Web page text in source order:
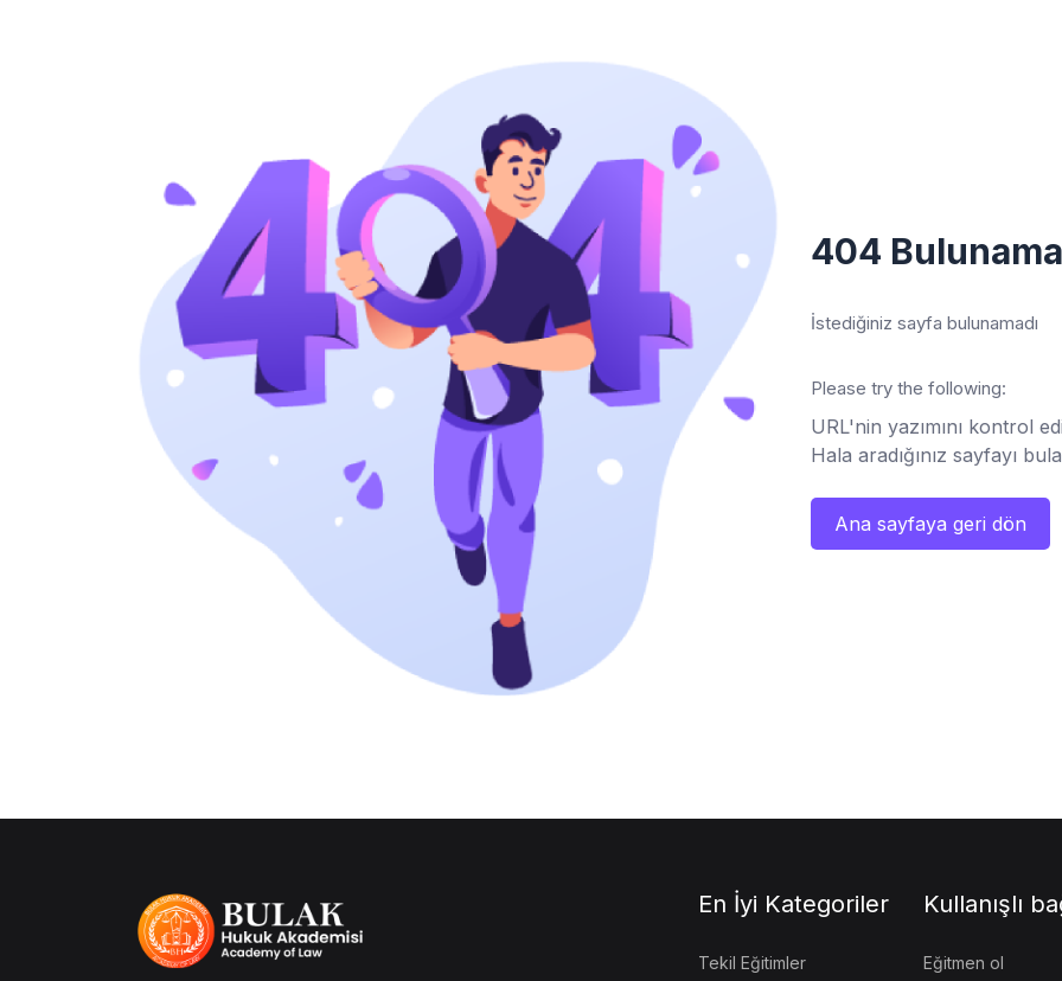
404
İstediğiniz sayfa bulunamadı
Please try the following:
URL'nin yazımını kontrol
Hala aradığınız sayfayı
Ana sayfaya geri dön
En İyi Kategoriler
Tekil Eğitimler
Kullanışlı
Eğitmen ol